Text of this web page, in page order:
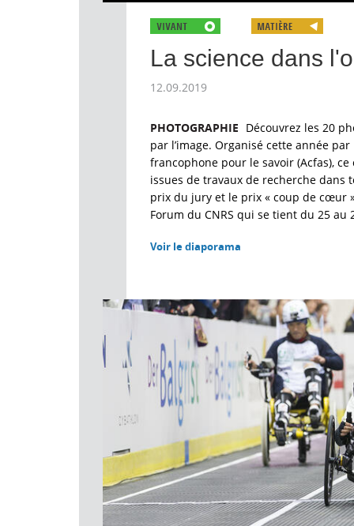
La science dans
12.09.2019
PHOTOGRAPHIE Découvrez les 20
par l’image. Organisé cette année par
francophone pour le savoir (Acfas),
issues de travaux de recherche dans
prix du jury et le prix « coup de cœur
Forum du CNRS qui se tient du 25 au
Voir le diaporama